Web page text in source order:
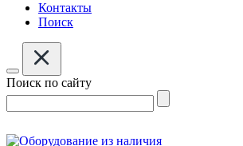
Контакты
Поиск
Поиск по сайту